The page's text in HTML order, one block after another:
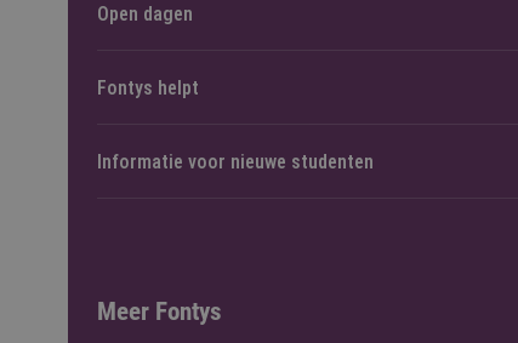
Open dagen
Fontys helpt
Informatie voor nieuwe studenten
Meer Fontys